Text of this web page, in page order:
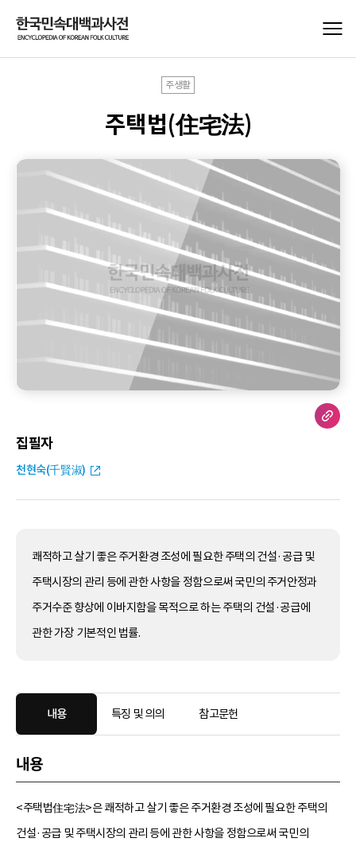
주생활
주택법(住宅法)
집필자
천현숙(千賢淑)
쾌적하고 살기 좋은 주거환경 조성에 필요한 주택의 건설·공급 및
주택시장의 관리 등에 관한 사항을 정함으로써 국민의 주거안정과
주거수준 향상에 이바지함을 목적으로 하는 주택의 건설·공급에
관한 가장 기본적인 법률.
내용 특징 및 의의 참고문헌
내용
<주택법住宅法>은 쾌적하고 살기 좋은 주거환경 조성에 필요한 주택의
건설·공급 및 주택시장의 관리 등에 관한 사항을 정함으로써 국민의